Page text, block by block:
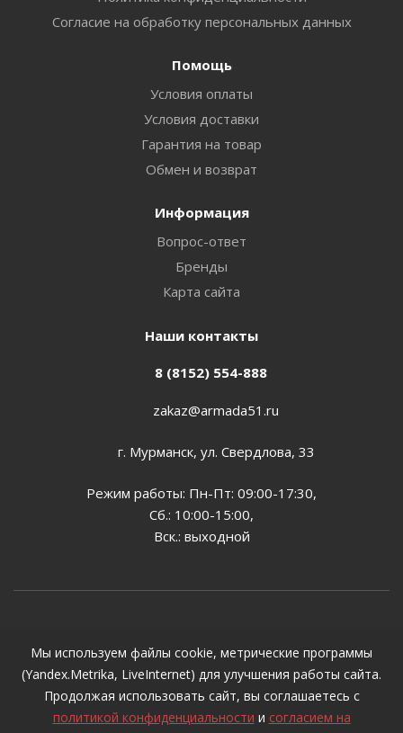
Согласие на обработку персональных данных
Помощь
Условия оплаты
Условия доставки
Гарантия на товар
Обмен и возврат
Информация
Вопрос-ответ
Бренды
Карта сайта
Наши контакты
8 (8152) 554-888
zakaz@armada51.ru
г. Мурманск, ул. Свердлова, 33
Режим работы: Пн-Пт: 09:00-17:30,
Сб.: 10:00-15:00,
Вск.: выходной
для ознакомления и не могут являться публичной
офертой, определяемой положениями ст. 437 ГК РФ
Мы используем файлы cookie, метрические программы
(Yandex.Metrika, LiveInternet) для улучшения работы сайта.
Продолжая использовать сайт, вы соглашаетесь с
политикой конфиденциальности и согласием на